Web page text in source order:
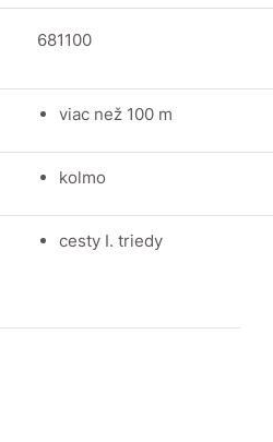
681100
viac než 100 m
kolmo
cesty I. triedy